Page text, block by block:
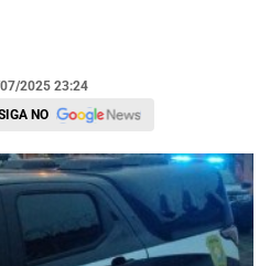
2025 23:24
NO